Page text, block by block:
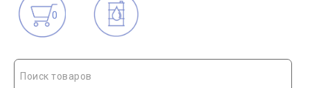
0
Поиск товаров